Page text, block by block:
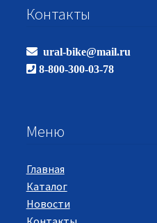
Контакты
ural-bike@mail.ru
8-800-300-03-78
Меню
Главная
Каталог
Новости